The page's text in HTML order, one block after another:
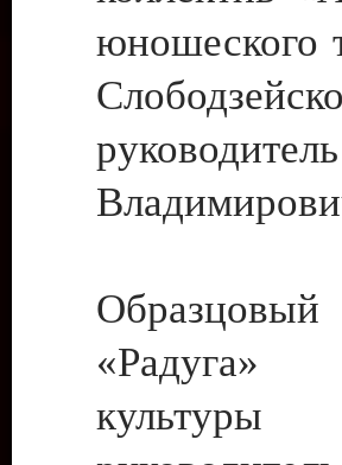
юношеского
«Радуга»